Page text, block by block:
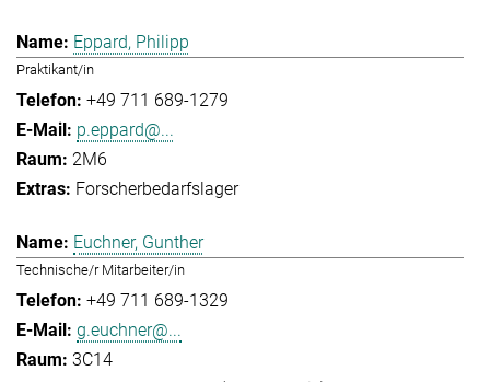
Eppard, Philipp
Praktikant/in
+49 711 689-1279
p.eppard@...
2M6
Forscherbedarfslager
Euchner, Gunther
Technische/r Mitarbeiter/in
+49 711 689-1329
g.euchner@...
3C14